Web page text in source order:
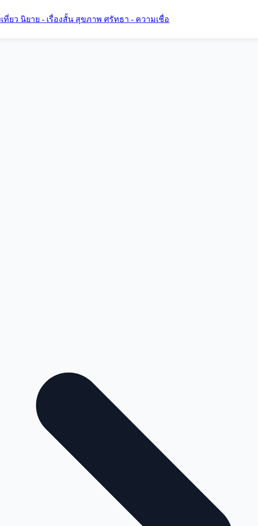
ที่ยว นิยาย - เรื่องสั้น สุขภาพ ศรัทธา - ความเชื่อ